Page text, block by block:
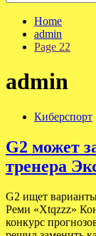
Home
admin
Page 22
admin
Киберспорт
G2 может
тренера
G2 ищет
Реми «Xtqzzz»
конкурс